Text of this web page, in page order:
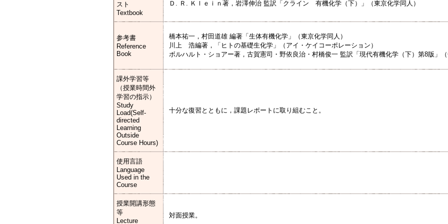
スト
Textbook
Ｄ. Ｒ. Ｋｌｅｉｎ著，岩澤伸治 監訳「クライン 有機化学（下）」（東京化学同人）
参考書
Reference
Book
橋本祐一，村田道雄 編著「生体有機化学」（東京化学同人）
川上 浩編著，「ヒトの基礎生化学」（アイ・ケイコーポレーション）
ボルハルト・ショアー著，古賀憲司・野依良治・村橋俊一 監訳「現代有機化学（下）第8版」（
課外学習等
（授業時間外
学習の指示）
Study
Load(Self-
directed
Learning
Outside
Course Hours)
十分な復習とともに，課題レポートに取り組むこと。
使用言語
Language
Used in the
Course
授業開講形態
等
Lecture
対面授業。